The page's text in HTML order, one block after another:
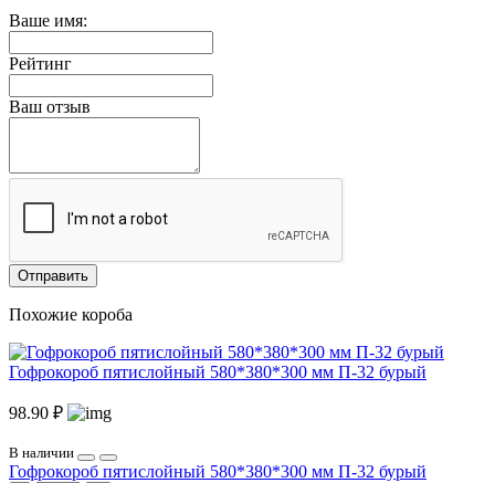
Ваше имя:
Рейтинг
Ваш отзыв
Отправить
Похожие короба
Гофрокороб пятислойный 580*380*300 мм П-32 бурый
98.90 ₽
В наличии
Гофрокороб пятислойный 580*380*300 мм П-32 бурый